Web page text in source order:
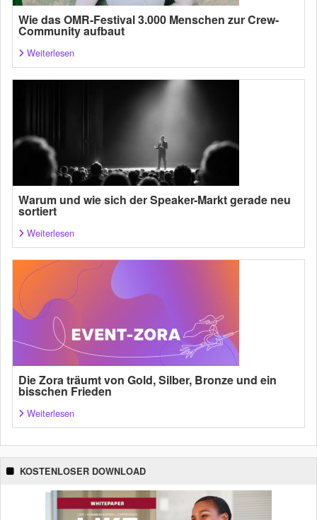
Wie das OMR-Festival 3.000 Menschen zur Crew-
Community aufbaut
Weiterlesen
Warum und wie sich der Speaker-Markt gerade neu
sortiert
Weiterlesen
Die Zora träumt von Gold, Silber, Bronze und ein
bisschen Frieden
Weiterlesen
KOSTENLOSER DOWNLOAD